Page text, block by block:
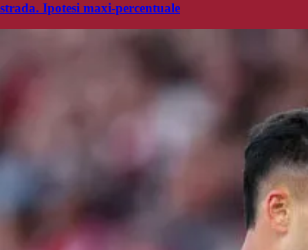
strada. Ipotesi maxi-percentuale